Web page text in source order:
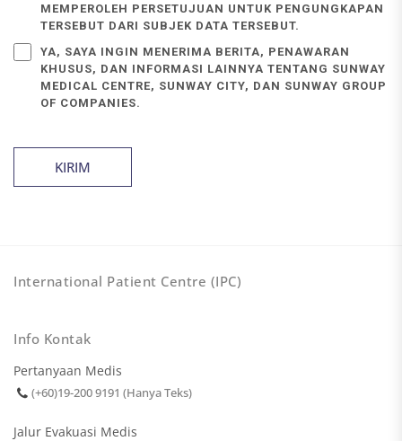
MEMPEROLEH PERSETUJUAN UNTUK PENGUNGKAPAN
TERSEBUT DARI SUBJEK DATA TERSEBUT.
YA, SAYA INGIN MENERIMA BERITA, PENAWARAN
KHUSUS, DAN INFORMASI LAINNYA TENTANG SUNWAY
MEDICAL CENTRE, SUNWAY CITY, DAN SUNWAY GROUP
OF COMPANIES.
KIRIM
International Patient Centre (IPC)
Info Kontak
Pertanyaan Medis
(+60)19-200 9191 (Hanya Teks)
Jalur Evakuasi Medis